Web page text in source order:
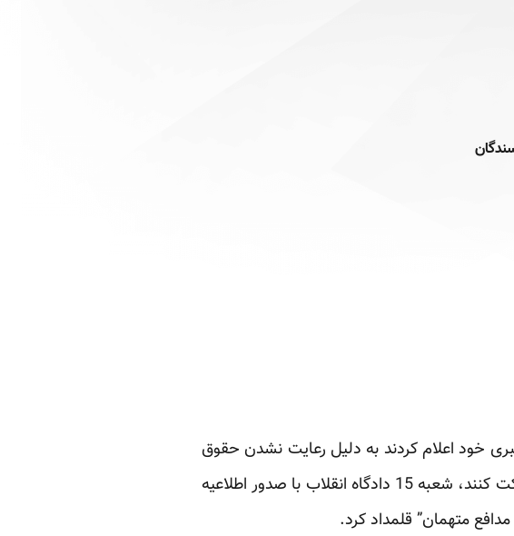
خود اعلام کردند به دلیل رعایت نشدن حقوق
اولیه هیچکدام از متهمان دلیلی وجود ندارد که آنان در جلسات بعدی دادگاه شرکت کنند، شعبه 15 دادگاه انقلاب با صدور اطلاعیه